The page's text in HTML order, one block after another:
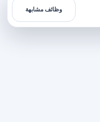
وظائف مشابهة